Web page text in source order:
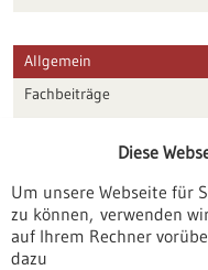
Allgemein
Fachbeiträge
Veranstaltungen
Erscheinungsdatum
Diese
Um unsere Webseite für
zu können, verwenden
auf Ihrem Rechner
dazu